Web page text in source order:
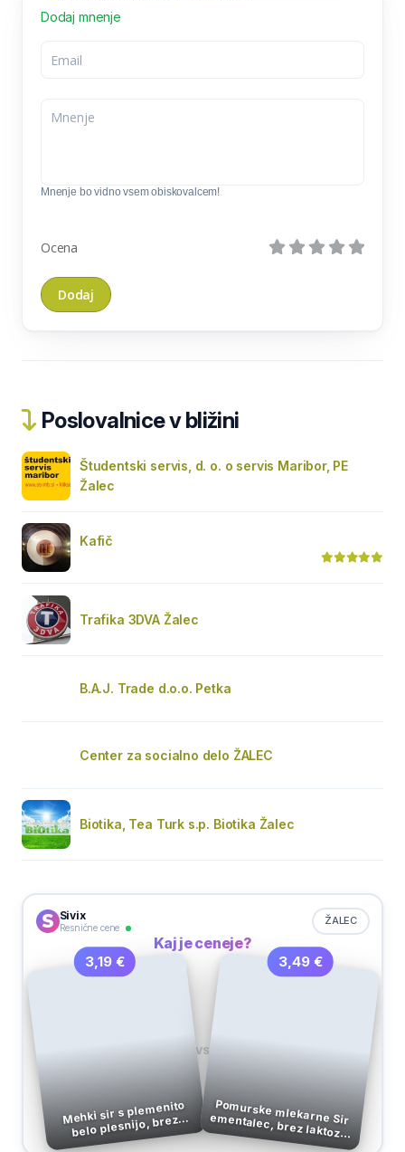
Dodaj mnenje
Mnenje bo vidno vsem obiskovalcem!
Ocena
Poslovalnice v bližini
Študentski servis, d. o. o servis Maribor, PE
Žalec
Kafič
Trafika 3DVA Žalec
B.A.J. Trade d.o.o. Petka
Center za socialno delo ŽALEC
Biotika, Tea Turk s.p. Biotika Žalec
Sivix
Resnične cene
ŽALEC
Kaj je ceneje?
3,19 €
Mehki sir s plemenito
belo plesnijo, brez
laktoze, Briette,
VS
3,49 €
Pomurske mlekarne Sir
ementalec, brez laktoze, rezine, 150 g